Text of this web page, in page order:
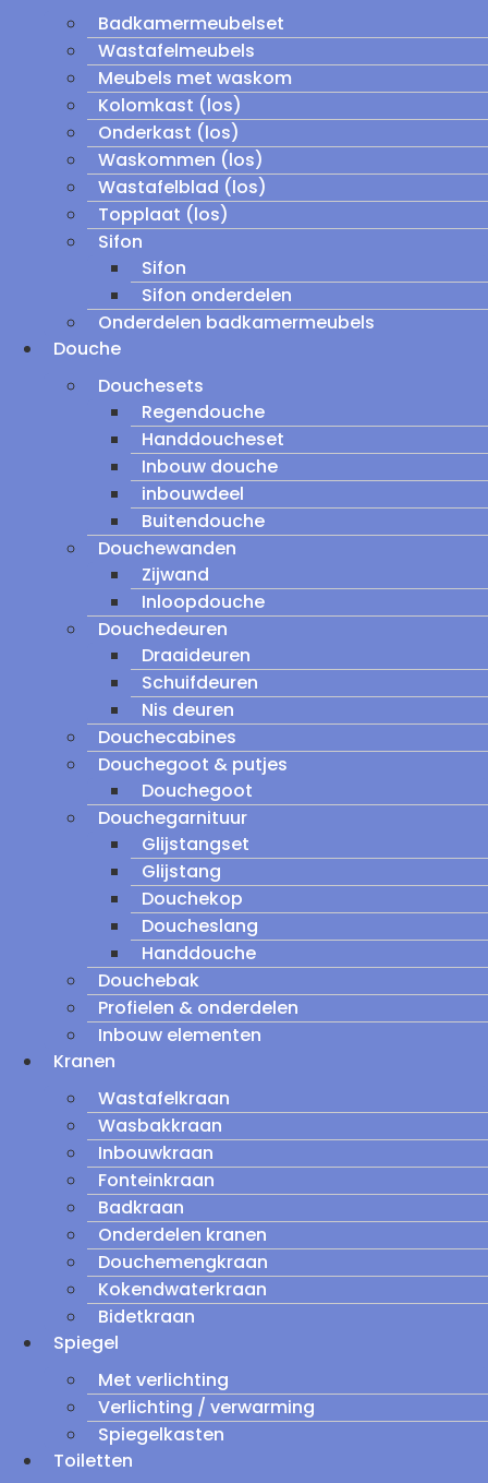
Badkamermeubelset
Wastafelmeubels
Meubels met waskom
Kolomkast (los)
Onderkast (los)
Waskommen (los)
Wastafelblad (los)
Topplaat (los)
Sifon
Sifon
Sifon onderdelen
Onderdelen badkamermeubels
Douche
Douchesets
Regendouche
Handdoucheset
Inbouw douche
inbouwdeel
Buitendouche
Douchewanden
Zijwand
Inloopdouche
Douchedeuren
Draaideuren
Schuifdeuren
Nis deuren
Douchecabines
Douchegoot & putjes
Douchegoot
Douchegarnituur
Glijstangset
Glijstang
Douchekop
Doucheslang
Handdouche
Douchebak
Profielen & onderdelen
Inbouw elementen
Kranen
Wastafelkraan
Wasbakkraan
Inbouwkraan
Fonteinkraan
Badkraan
Onderdelen kranen
Douchemengkraan
Kokendwaterkraan
Bidetkraan
Spiegel
Met verlichting
Verlichting / verwarming
Spiegelkasten
Toiletten